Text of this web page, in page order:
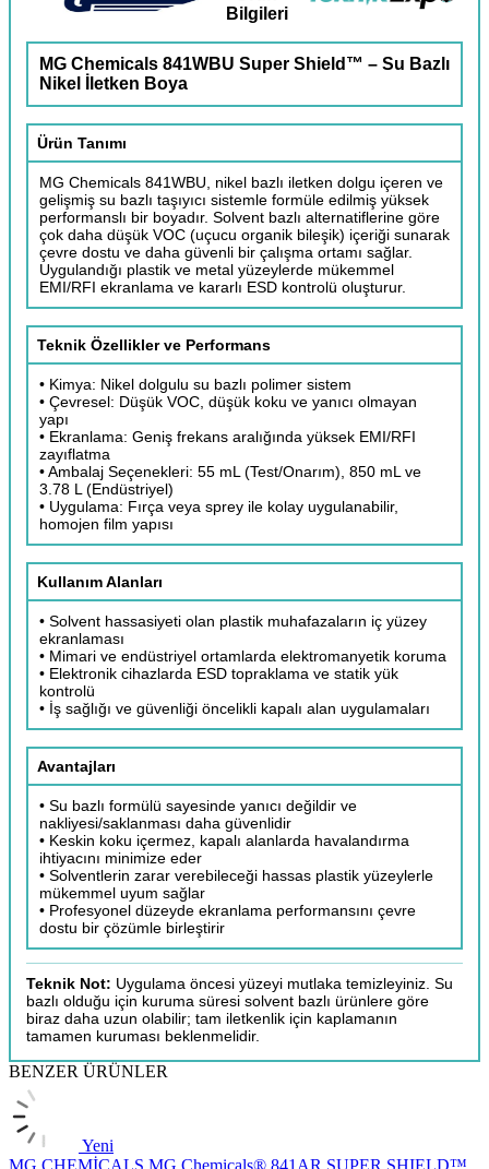
Bilgileri
MG Chemicals 841WBU Super Shield™ – Su Bazlı
Nikel İletken Boya
Ürün Tanımı
MG Chemicals 841WBU, nikel bazlı iletken dolgu içeren ve
gelişmiş su bazlı taşıyıcı sistemle formüle edilmiş yüksek
performanslı bir boyadır. Solvent bazlı alternatiflerine göre
çok daha düşük VOC (uçucu organik bileşik) içeriği sunarak
çevre dostu ve daha güvenli bir çalışma ortamı sağlar.
Uygulandığı plastik ve metal yüzeylerde mükemmel
EMI/RFI ekranlama ve kararlı ESD kontrolü oluşturur.
Teknik Özellikler ve Performans
• Kimya: Nikel dolgulu su bazlı polimer sistem
• Çevresel: Düşük VOC, düşük koku ve yanıcı olmayan
yapı
• Ekranlama: Geniş frekans aralığında yüksek EMI/RFI
zayıflatma
• Ambalaj Seçenekleri: 55 mL (Test/Onarım), 850 mL ve
3.78 L (Endüstriyel)
• Uygulama: Fırça veya sprey ile kolay uygulanabilir,
homojen film yapısı
Kullanım Alanları
• Solvent hassasiyeti olan plastik muhafazaların iç yüzey
ekranlaması
• Mimari ve endüstriyel ortamlarda elektromanyetik koruma
• Elektronik cihazlarda ESD topraklama ve statik yük
kontrolü
• İş sağlığı ve güvenliği öncelikli kapalı alan uygulamaları
Avantajları
• Su bazlı formülü sayesinde yanıcı değildir ve
nakliyesi/saklanması daha güvenlidir
• Keskin koku içermez, kapalı alanlarda havalandırma
ihtiyacını minimize eder
• Solventlerin zarar verebileceği hassas plastik yüzeylerle
mükemmel uyum sağlar
• Profesyonel düzeyde ekranlama performansını çevre
dostu bir çözümle birleştirir
Teknik Not: Uygulama öncesi yüzeyi mutlaka temizleyiniz. Su
bazlı olduğu için kuruma süresi solvent bazlı ürünlere göre
biraz daha uzun olabilir; tam iletkenlik için kaplamanın
tamamen kuruması beklenmelidir.
BENZER ÜRÜNLER
Yeni
MG CHEMİCALS MG Chemicals® 841AR SUPER SHIELD™